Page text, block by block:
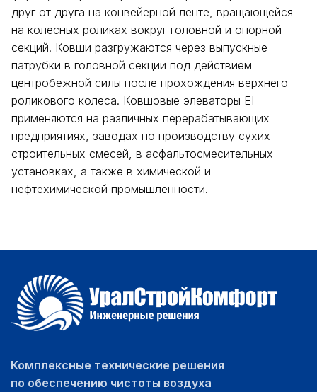
друг от друга на конвейерной ленте, вращающейся
на колесных роликах вокруг головной и опорной
секций. Ковши разгружаются через выпускные
патрубки в головной секции под действием
центробежной силы после прохождения верхнего
роликового колеса. Ковшовые элеваторы EI
применяются на различных перерабатывающих
предприятиях, заводах по производству сухих
строительных смесей, в асфальтосмесительных
установках, а также в химической и
нефтехимической промышленности.
Комплексные технические решения
по обеспечению чистоты воздуха